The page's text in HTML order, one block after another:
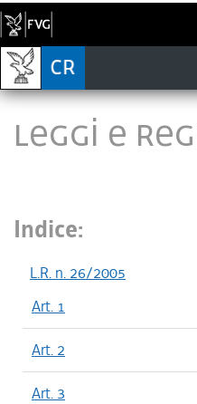
LEGGI E
Indice:
L.R. n. 26/2005
Art. 1
Art. 2
Art. 3